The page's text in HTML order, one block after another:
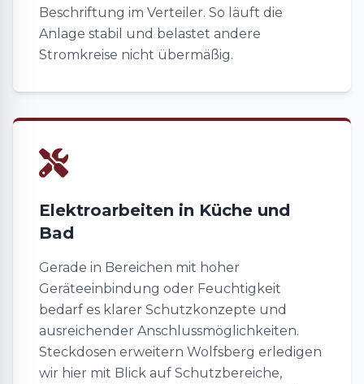
Beschriftung im Verteiler. So läuft die
Anlage stabil und belastet andere
Stromkreise nicht übermäßig.
Elektroarbeiten in Küche und
Bad
Gerade in Bereichen mit hoher
Geräteeinbindung oder Feuchtigkeit
bedarf es klarer Schutzkonzepte und
ausreichender Anschlussmöglichkeiten.
Steckdosen erweitern Wolfsberg erledigen
wir hier mit Blick auf Schutzbereiche,